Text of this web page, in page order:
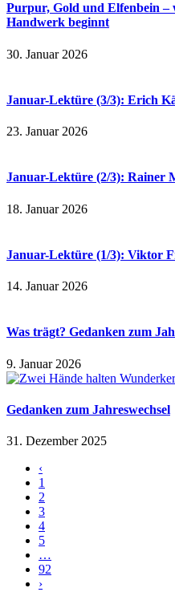
Purpur, Gold und Elfenbein –
Handwerk beginnt
30. Januar 2026
Januar-Lektüre (3/3): Erich
23. Januar 2026
Januar-Lektüre (2/3): Rainer
18. Januar 2026
Januar-Lektüre (1/3): Viktor
14. Januar 2026
Was trägt? Gedanken zum
9. Januar 2026
Gedanken zum Jahreswechsel
31. Dezember 2025
‹
1
2
3
4
5
…
92
›